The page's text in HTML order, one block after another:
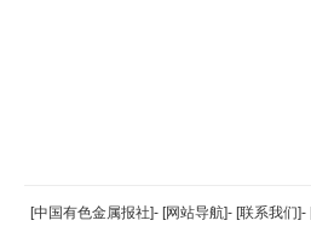
返回顶部
[中国有色金属报社]- [网站导航]- [联系我们]-